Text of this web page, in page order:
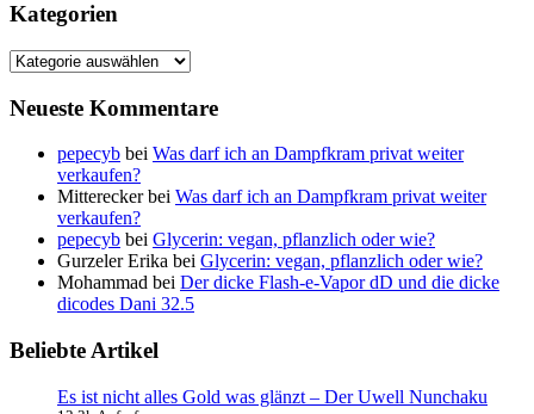
Kategorien
Kategorien
Neueste Kommentare
pepecyb bei Was darf ich an Dampfkram privat weiter
verkaufen?
Mittereckerbei Was darf ich an Dampfkram privat weiter
verkaufen?
pepecyb bei Glycerin: vegan, pflanzlich oder wie?
Gurzeler Erika bei Glycerin: vegan, pflanzlich oder wie?
Mohammad bei Der dicke Flash-e-Vapor dD und die dicke
dicodes Dani 32.5
Beliebte Artikel
Es ist nicht alles Gold was glänzt – Der Uwell Nunchaku